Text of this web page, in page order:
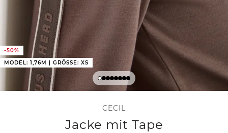
-50%
MODEL: 1,76M | GRÖSSE: XS
CECIL
Jacke mit Tape